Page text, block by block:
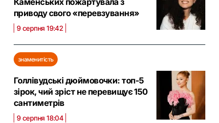
Каменських пожартувала з
приводу свого «перевзування»
9 серпня 19:42
знаменитість
Голлівудські дюймовочки: топ-5
зірок, чий зріст не перевищує 150
сантиметрів
9 серпня 18:04